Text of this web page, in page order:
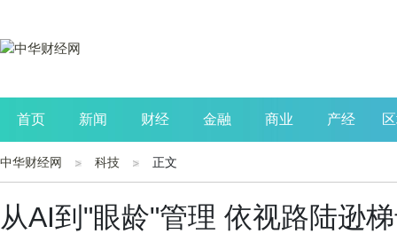
首页 新闻 财经 金融 商业 产经
公司 生活 读书
中华财经网 科技 正文
从AI到"眼龄"管理 依视路陆逊